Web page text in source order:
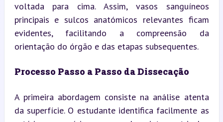
voltada para cima. Assim, vasos sanguíneos
principais e sulcos anatómicos relevantes ficam
evidentes, facilitando a compreensão da
orientação do órgão e das etapas subsequentes.
Processo Passo a Passo da Dissecação
A primeira abordagem consiste na análise atenta
da superfície. O estudante identifica facilmente as